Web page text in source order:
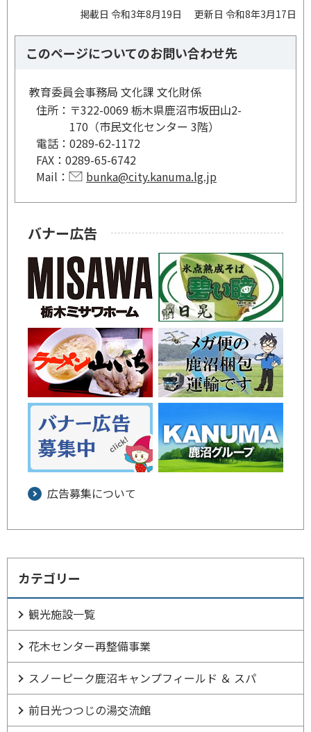
掲載日 令和3年8月19日 更新日 令和8年3月17日
このページについてのお問い合わせ先
教育委員会事務局 文化課 文化財係
住所： 〒322-0069 栃木県鹿沼市坂田山2-
170（市民文化センター 3階）
電話： 0289-62-1172
FAX： 0289-65-6742
Mail：
bunka@city.kanuma.lg.jp
バナー広告
広告募集について
カテゴリー
観光施設一覧
花木センター再整備事業
スノーピーク鹿沼キャンプフィールド ＆ スパ
前日光つつじの湯交流館